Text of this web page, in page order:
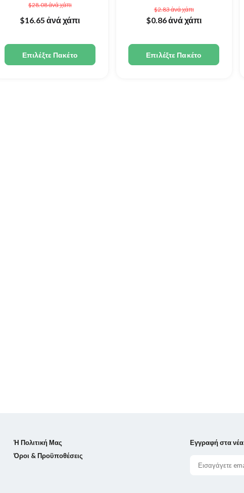
$28.08ἀνά χάπι
$16.65ἀνά χάπι
Επιλέξτε Πακέτο
$2.83ἀνά χάπι
$0.86ἀνά χάπι
Επιλέξτε Πακέτο
Ἡ Πολιτική Μας
Όροι & Προϋποθέσεις
Εγγραφή στα νέα